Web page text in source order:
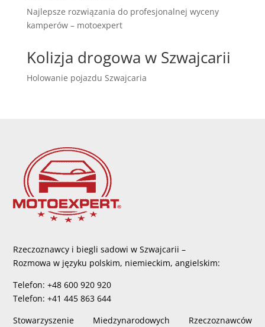
Najlepsze rozwiązania do profesjonalnej wyceny
kamperów – motoexpert
Kolizja drogowa w Szwajcarii
Holowanie pojazdu Szwajcaria
Rzeczoznawcy i biegli sadowi w Szwajcarii –
Rozmowa w języku polskim, niemieckim, angielskim:
Telefon: +48 600 920 920
Telefon: +41 445 863 644
Stowarzyszenie Miedzynarodowych Rzeczoznawców